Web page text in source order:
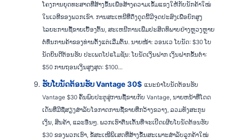
ໂຄງການຍຸດທະສາດທີ່ສ້າງຂຶ້ນເພື່ອສ້າງຄວາມເຂັ້ມແຂງໃຫ້ກັບນັກຄ້າໃໝ່
ໃນເວທີຂອງພວກເຂົາ. ການສະເຫນີທີ່ດຶງດູດນີ້ມີຈຸດປະສົງເພື່ອຍົກສູງ
ໄລຍະການຊື້ຂາຍເບື້ອງຕົ້ນ, ສະເຫນີການເພີ່ມປະສິດທິພາບຢ່າງຫຼວງຫຼາຍ
ຕໍ່ທຶນການຄ້າຂອງທ່ານຕັ້ງແຕ່ເລີ່ມຕົ້ນ. ນາຍໜ້າ: ວອນເວ ໂບນັດ: $30 ໂບ
ນັດຍິນດີຕ້ອນຮັບ ປະເພດໂປຣໂມຊັນ: ໂບນັດເງິນຝາກ ເງິນຝາກຂັ້ນຕໍ່າ:
$50 ການຖອນເງິນສູງສຸດ: $100...
ຮັບໂບນັດຕ້ອນຮັບ Vantage 30$ ແນະນຳໂບນັດຕ້ອນຮັບ
Vantage $30 ຄົ້ນພົບປະຕູສູ່ການຊື້ຂາຍກັບ Vantage, ນາຍຫນ້າທີ່ໂດດ
ເດັ່ນທີ່ມີຊື່ສຽງສໍາລັບໂອກາດການຊື້ຂາຍທີ່ກວ້າງຂວາງ, ລວມທັງສະກຸນ
ເງິນ, ສິນຄ້າ, ແລະອື່ນໆ. ພວກເຮົາຕື່ນເຕັ້ນທີ່ຈະເປີດເຜີຍໂບນັດຕ້ອນຮັບ
$30 ຂອງພວກເຮົາ, ຂໍ້ສະເໜີພິເສດທີ່ສ້າງຂຶ້ນສະເພາະສຳລັບລູກຄ້າໃໝ່